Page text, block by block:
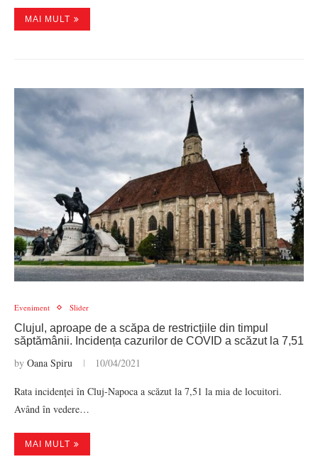
MAI MULT
Eveniment Slider
Clujul, aproape de a scăpa de restricțiile din timpul
săptămânii. Incidența cazurilor de COVID a scăzut la 7,51
by Oana Spiru 10/04/2021
Rata incidenței în Cluj-Napoca a scăzut la 7,51 la mia de locuitori.
Având în vedere…
MAI MULT